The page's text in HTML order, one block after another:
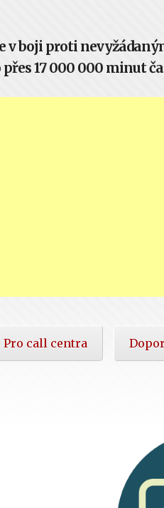
v boji proti
17 000 000 minut
Pro call centra